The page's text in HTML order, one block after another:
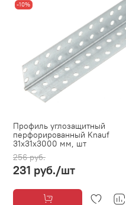
-10%
Профиль углозащитный
перфорированный Knauf
31х31х3000 мм, шт
256 руб.
231 руб./шт